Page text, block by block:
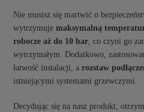
Nie musisz się martwić o
wytrzymujemaksymalną
robocze aż do 10 bar, co czyni go
wytrzymałym. Dodatkowo,
łatwość instalacji, arozstaw
istniejącymi systemami grzewczymi.
Decydując się na nasz produkt,